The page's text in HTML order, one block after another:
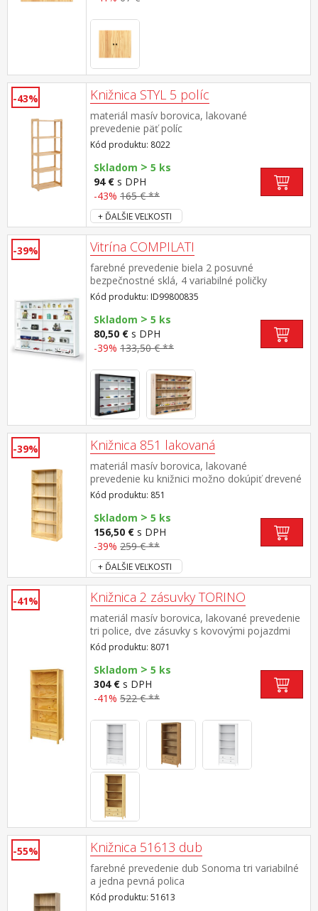
-43% Knižnica STYL 5 políc
materiál masív borovica, lakované
prevedenie päť políc
Kód produktu: 8022
Skladom > 5 ks
94 € s DPH
-43% 165 € **
+ ĎALŠIE VEĽKOSTI
-39% Vitrína COMPILATI
farebné prevedenie biela 2 posuvné
bezpečnostné sklá, 4 variabilné poličky
Kód produktu: ID99800835
Skladom > 5 ks
80,50 € s DPH
-39% 133,50 € **
-39% Knižnica 851 lakovaná
materiál masív borovica, lakované
prevedenie ku knižnici možno dokúpiť drevené
dvierka 855 alebo 855K cena knižnice je bez
dvierok
Kód produktu: 851
Skladom > 5 ks
156,50 € s DPH
-39% 259 € **
+ ĎALŠIE VEĽKOSTI
-41% Knižnica 2 zásuvky TORINO
materiál masív borovica, lakované prevedenie
tri police, dve zásuvky s kovovými pojazdmi
Kód produktu: 8071
Skladom > 5 ks
304 € s DPH
-41% 522 € **
-55% Knižnica 51613 dub
farebné prevedenie dub Sonoma tri variabilné
a jedna pevná polica
Kód produktu: 51613